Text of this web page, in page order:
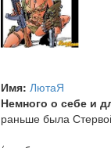
Имя: ЛютаЯ
Немного о себе и
раньше была